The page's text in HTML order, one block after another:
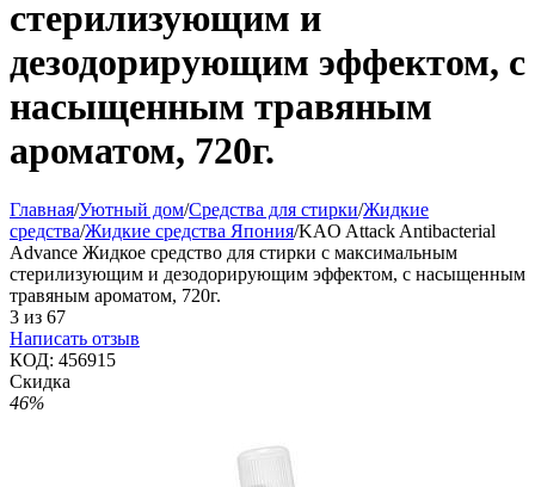
стерилизующим и
дезодорирующим эффектом, с
насыщенным травяным
ароматом, 720г.
Главная/Уютный дом/Средства для стирки/Жидкие
средства/Жидкие средства Япония/KAO Attack Antibacterial
Advance Жидкое средство для стирки с максимальным
стерилизующим и дезодорирующим эффектом, с насыщенным
травяным ароматом, 720г.
3 из 67
Написать отзыв
КОД: 456915
Скидка
46%